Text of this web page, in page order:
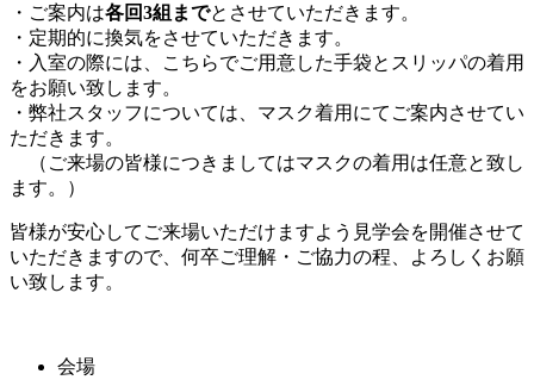
・ご案内は各回3組までとさせていただきます。
・定期的に換気をさせていただきます。
・入室の際には、こちらでご用意した手袋とスリッパの着用
をお願い致します。
・弊社スタッフについては、マスク着用にてご案内させてい
ただきます。
（ご来場の皆様につきましてはマスクの着用は任意と致し
ます。）
皆様が安心してご来場いただけますよう見学会を開催させて
いただきますので、何卒ご理解・ご協力の程、よろしくお願
い致します。
会場